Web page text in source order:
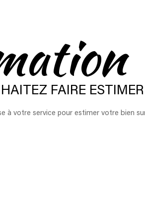
FAIRE
à votre service pour estimer votre bien